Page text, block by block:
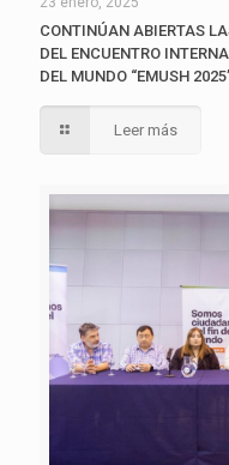
CONTINÚAN ABIERTAS
DEL ENCUENTRO
DEL MUNDO “EMUSH
Leer más